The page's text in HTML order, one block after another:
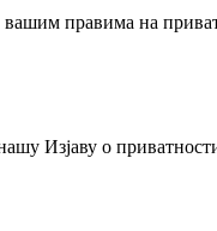
правима на
Изјаву о